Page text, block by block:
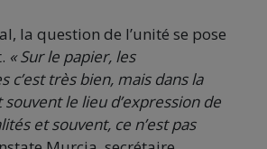
la question de l’unité se pose
« Sur le papier, les
c’est très bien, mais dans la
souvent le lieu d’expression de
et souvent, ce n’est pas